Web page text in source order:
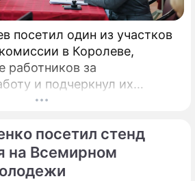
посетил один из участков
в Королеве,
работников за
и подчеркнул их
и проведении
36 тыс.
посетил стенд
на Всемирном